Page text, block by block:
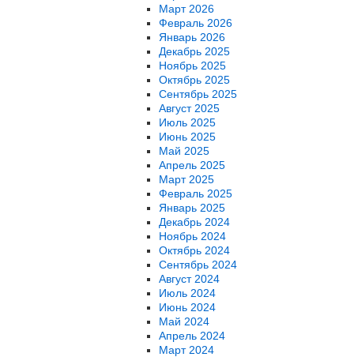
Март 2026
Февраль 2026
Январь 2026
Декабрь 2025
Ноябрь 2025
Октябрь 2025
Сентябрь 2025
Август 2025
Июль 2025
Июнь 2025
Май 2025
Апрель 2025
Март 2025
Февраль 2025
Январь 2025
Декабрь 2024
Ноябрь 2024
Октябрь 2024
Сентябрь 2024
Август 2024
Июль 2024
Июнь 2024
Май 2024
Апрель 2024
Март 2024